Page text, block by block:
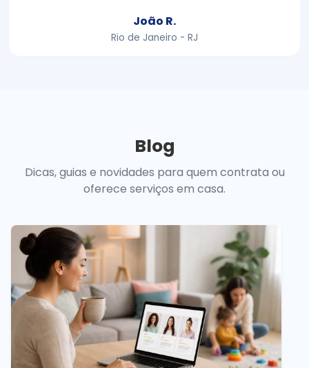
João R.
Rio de Janeiro - RJ
Blog
Dicas, guias e novidades para quem contrata ou
oferece serviços em casa.